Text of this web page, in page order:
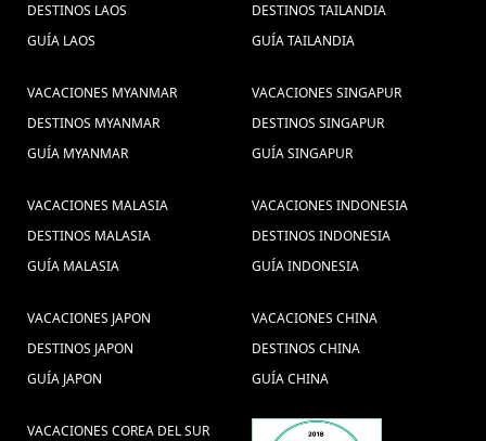
DESTINOS LAOS
GUÍA LAOS
DESTINOS TAILANDIA
GUÍA TAILANDIA
VACACIONES MYANMAR
DESTINOS MYANMAR
GUÍA MYANMAR
VACACIONES SINGAPUR
DESTINOS SINGAPUR
GUÍA SINGAPUR
VACACIONES MALASIA
DESTINOS MALASIA
GUÍA MALASIA
VACACIONES INDONESIA
DESTINOS INDONESIA
GUÍA INDONESIA
VACACIONES JAPON
DESTINOS JAPON
GUÍA JAPON
VACACIONES CHINA
DESTINOS CHINA
GUÍA CHINA
VACACIONES COREA DEL SUR